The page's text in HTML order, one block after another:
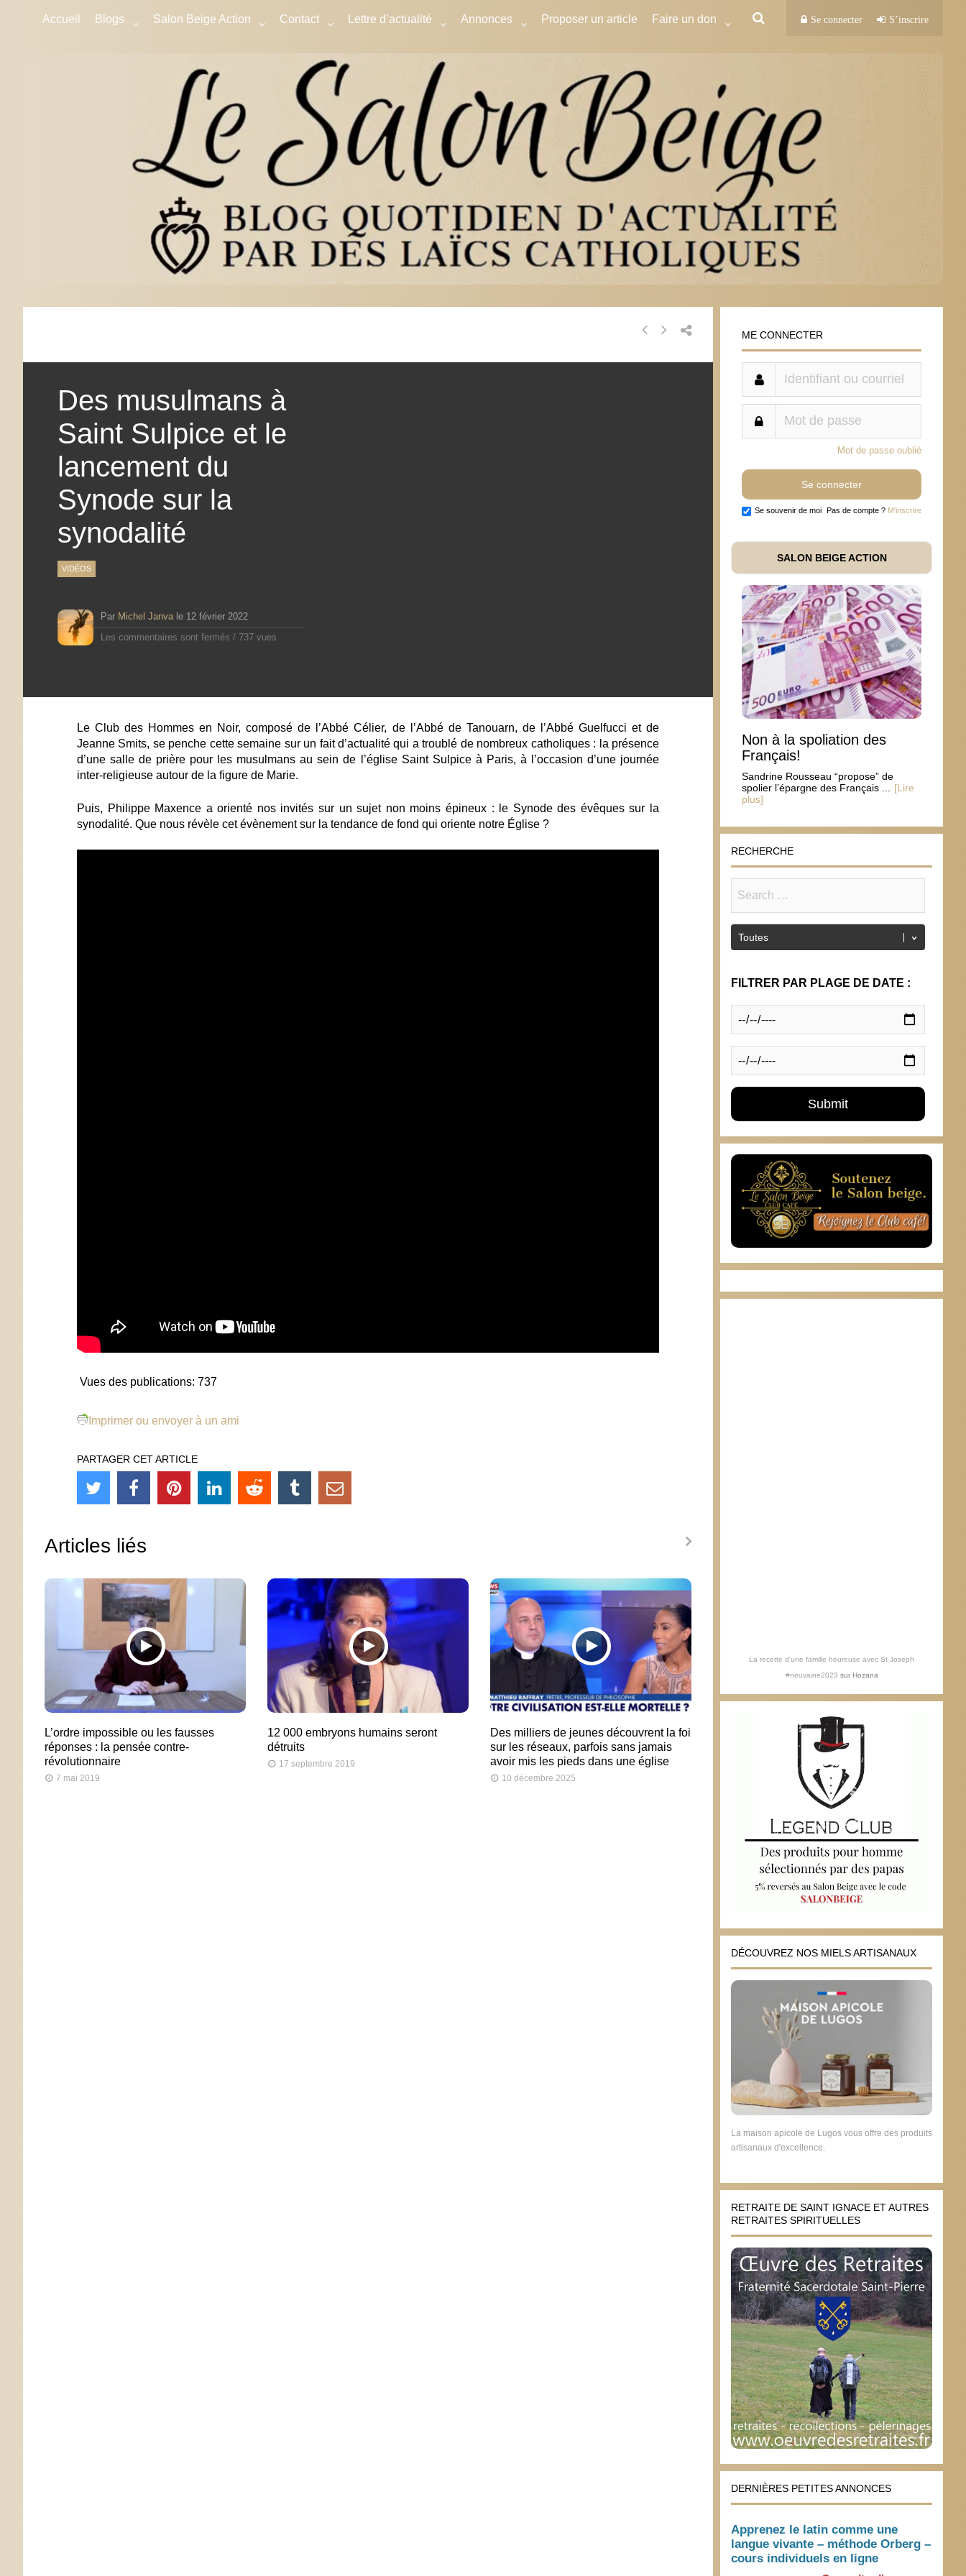
Accueil Blogs Salon Beige Action Contact Lettre d’actualité Annonces Proposer un article Faire un don Se connecter S’inscrire
Des musulmans à
Saint Sulpice et le
lancement du
Synode sur la
synodalité
VIDÉOS
Par Michel Janva le 12 février 2022
Les commentaires sont fermés / 737 vues
Le Club des Hommes en Noir, composé de l’Abbé Célier, de l’Abbé de Tanouarn, de l’Abbé Guelfucci et de
Jeanne Smits, se penche cette semaine sur un fait d’actualité qui a troublé de nombreux catholiques : la présence
d’une salle de prière pour les musulmans au sein de l’église Saint Sulpice à Paris, à l’occasion d’une journée
inter-religieuse autour de la figure de Marie.
Puis, Philippe Maxence a orienté nos invités sur un sujet non moins épineux : le Synode des évêques sur la
synodalité. Que nous révèle cet évènement sur la tendance de fond qui oriente notre Église ?
Vues des publications: 737
Imprimer ou envoyer à un ami
PARTAGER CET ARTICLE
Articles liés
L’ordre impossible ou les fausses
réponses : la pensée contre-
révolutionnaire
7 mai 2019
12 000 embryons humains seront
détruits
17 septembre 2019
Des milliers de jeunes découvrent la foi
sur les réseaux, parfois sans jamais
avoir mis les pieds dans une église
10 décembre 2025
Spiritisme : peut-on parler aux morts ?
ME CONNECTER
Mot de passe oublié
Se souvenir de moi Pas de compte ? M'inscrire
SALON BEIGE ACTION
Non à la spoliation des
Français!
Sandrine Rousseau “propose” de
spolier l’épargne des Français ...
[Lire
plus]
RECHERCHE
FILTRER PAR PLAGE DE DATE :
La recette d'une famille heureuse avec St Joseph
#neuvaine2023 sur Hozana
DÉCOUVREZ NOS MIELS ARTISANAUX
La maison apicole de Lugos vous offre des produits
artisanaux d'excellence.
RETRAITE DE SAINT IGNACE ET AUTRES
RETRAITES SPIRITUELLES
DERNIÈRES PETITES ANNONCES
Apprenez le latin comme une
langue vivante – méthode Orberg –
cours individuels en ligne